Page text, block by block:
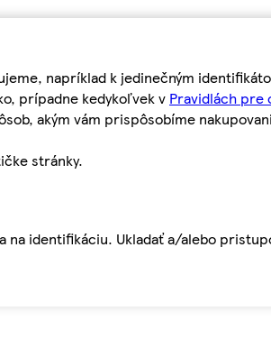
napríklad k jedinečným
prípadne kedykoľvek v Pravidlách pre
akým vám prispôsobíme
stránky.
identifikáciu. Ukladať a/alebo